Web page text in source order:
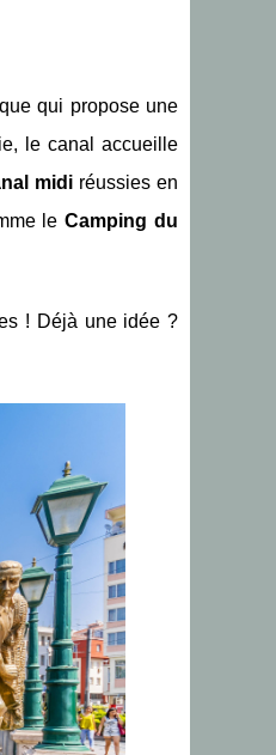
qui propose une
le canal accueille
midi réussies en
leCamping du
! Déjà une idée ?